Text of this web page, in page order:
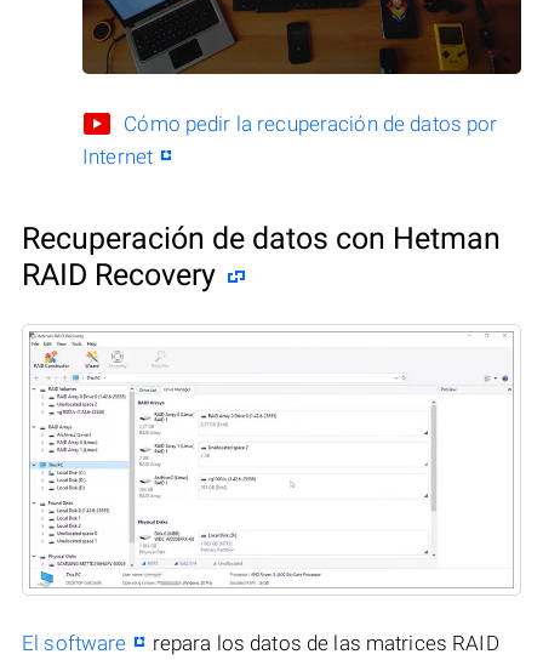
Cómo pedir la recuperación de datos por
Internet
Recuperación de datos con Hetman
RAID Recovery
El software
repara los datos de las matrices RAID